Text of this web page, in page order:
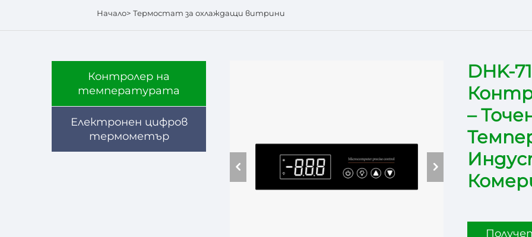
Начало> Термостат за охлаждащи витрини
Контролер на
температурата
Електронен цифров
термометър
DHK-
–